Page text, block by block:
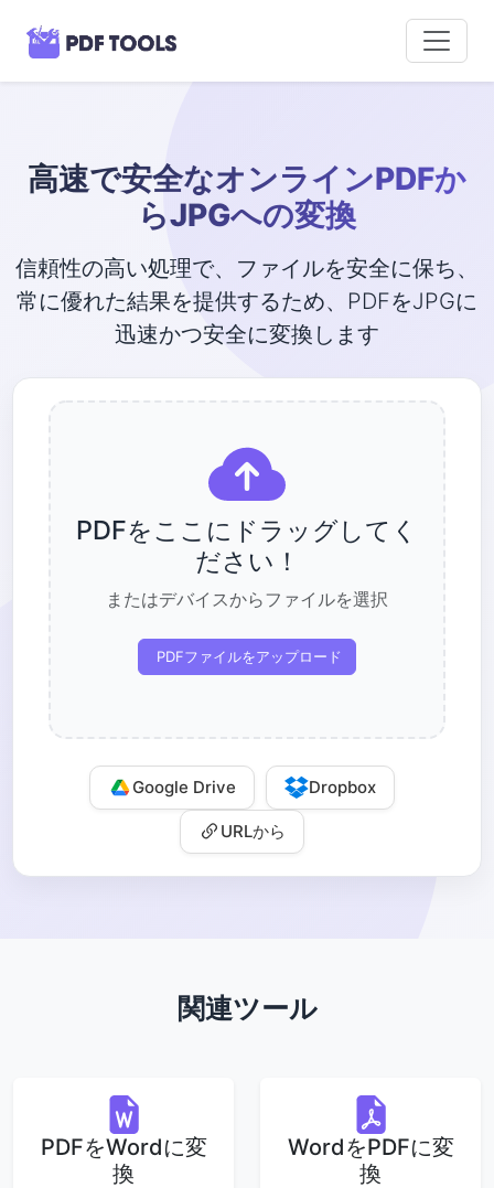
高速で安全なオンラインPDFか
らJPGへの変換
信頼性の高い処理で、ファイルを安全に保ち、
常に優れた結果を提供するため、PDFをJPGに
迅速かつ安全に変換します
PDFをここにドラッグしてく
ださい！
またはデバイスからファイルを選択
PDFファイルをアップロード
Google Drive Dropbox
URLから
関連ツール
PDFをWordに変
換
WordをPDFに変
換